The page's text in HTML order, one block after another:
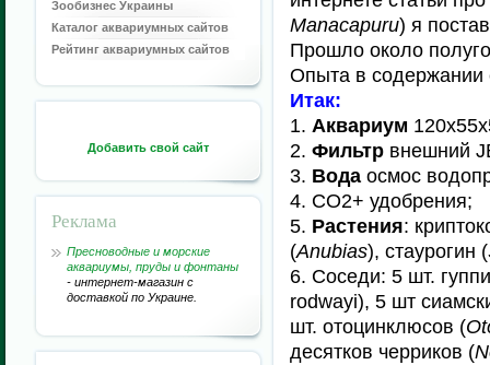
Зообизнес Украины
Каталог аквариумных сайтов
Рейтинг аквариумных сайтов
Добавить свой сайт
Реклама
Пресноводные и морские
аквариумы, пруды и фонтаны
- интернет-магазин с
доставкой по Украине.
Manacapuru) я
Прошло около
Опыта в содержании
Итак:
1. Аквариум
2. Фильтр внешний
3. Вода осмос
4. СО2+ удобрения;
5. Растения:
(Anubias), стаурогин (
6. Соседи: 5 шт.
rodwayi), 5 шт
шт. отоцинклюсов (
десятков черриков (